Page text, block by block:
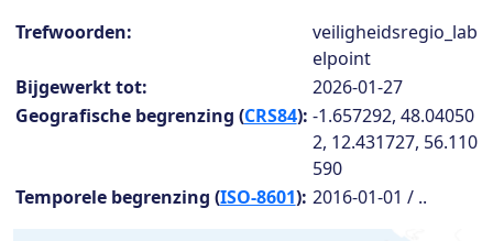
Collection details
Trefwoorden:
veiligheidsregio_lab
elpoint
Bijgewerkt tot:
2026-01-27
Geografische begrenzing (CRS84): -1.657292, 48.04050
2, 12.431727, 56.110
590
Temporele begrenzing (ISO-8601): 2016-01-01 / ..